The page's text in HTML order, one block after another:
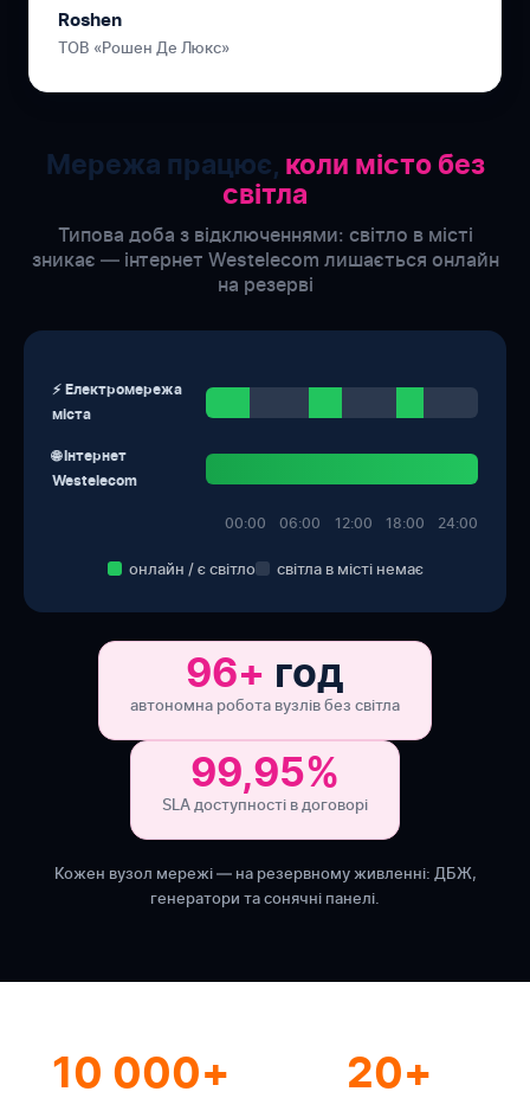
Roshen
ТОВ «Рошен Де Люкс»
Мережа працює, коли місто без
світла
Типова доба з відключеннями: світло в місті
зникає — інтернет Westelecom лишається онлайн
на резерві
⚡ Електромережа
міста
🌐 Інтернет
Westelecom
00:00 06:00 12:00 18:00 24:00
онлайн / є світло світла в місті немає
96+ год
автономна робота вузлів без світла
99,95%
SLA доступності в договорі
Кожен вузол мережі — на резервному живленні: ДБЖ,
генератори та сонячні панелі.
10 000+ 20+